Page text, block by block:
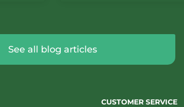
See all blog articles
CUSTOMER SERVICE